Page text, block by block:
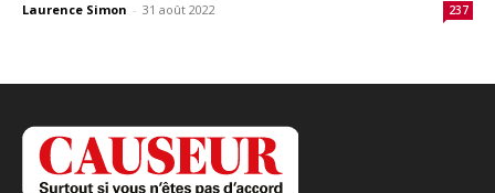
Laurence Simon - 31 août 2022 237